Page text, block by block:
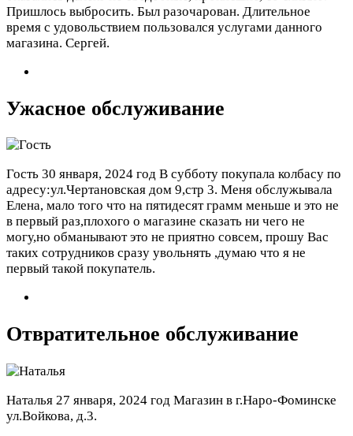
Пришлось выбросить. Был разочарован. Длительное
время с удовольствием пользовался услугами данного
магазина. Сергей.
Ужасное обслуживание
Гость 30 января, 2024 год В субботу покупала колбасу по
адресу:ул.Чертановская дом 9,стр 3. Меня обслужывала
Елена, мало того что на пятидесят грамм меньше и это не
в первый раз,плохого о магазине сказать ни чего не
могу,но обманывают это не приятно совсем, прошу Вас
таких сотрудников сразу увольнять ,думаю что я не
первый такой покупатель.
Отвратительное обслуживание
Наталья 27 января, 2024 год Магазин в г.Наро-Фоминске
ул.Войкова, д.3.